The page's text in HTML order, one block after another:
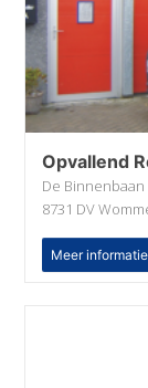
Opvallend
De Binnenbaan
8731 DV
Meer